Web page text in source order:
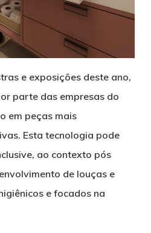
e exposições deste ano,
parte das empresas do
em peças mais
Esta tecnologia pode
ao contexto pós
de louças e
e focados na